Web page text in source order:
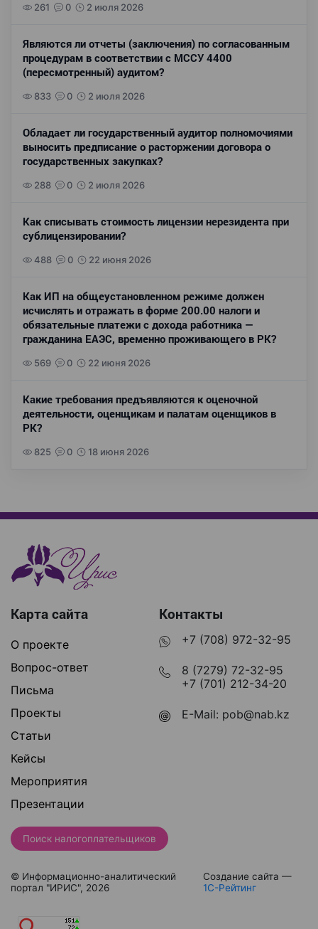
261 0 2 июля 2026
Являются ли отчеты (заключения) по согласованным
процедурам в соответствии с МССУ 4400
(пересмотренный) аудитом?
833 0 2 июля 2026
Обладает ли государственный аудитор полномочиями
выносить предписание о расторжении договора о
государственных закупках?
288 0 2 июля 2026
Как списывать стоимость лицензии нерезидента при
сублицензировании?
488 0 22 июня 2026
Как ИП на общеустановленном режиме должен
исчислять и отражать в форме 200.00 налоги и
обязательные платежи с дохода работника —
гражданина ЕАЭС, временно проживающего в РК?
569 0 22 июня 2026
Какие требования предъявляются к оценочной
деятельности, оценщикам и палатам оценщиков в
РК?
825 0 18 июня 2026
Карта сайта
О проекте
Вопрос-ответ
Письма
Проекты
Статьи
Кейсы
Мероприятия
Презентации
Контакты
+7 (708) 972-32-95
8 (7279) 72-32-95
+7 (701) 212-34-20
E-Mail: pob@nab.kz
Поиск налогоплательщиков
© Информационно-аналитический
портал "ИРИС", 2026
Создание сайта —
1С-Рейтинг